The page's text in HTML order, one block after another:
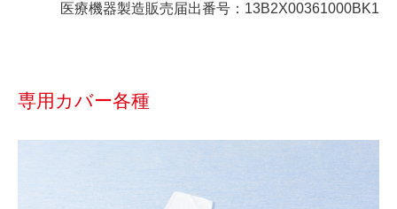
医療機器製造販売届出番号：13B2X00361000BK1
専用カバー各種